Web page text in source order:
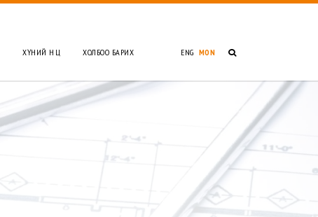
ХҮНИЙ НӨӨЦ ХОЛБОО БАРИХ ENG MON